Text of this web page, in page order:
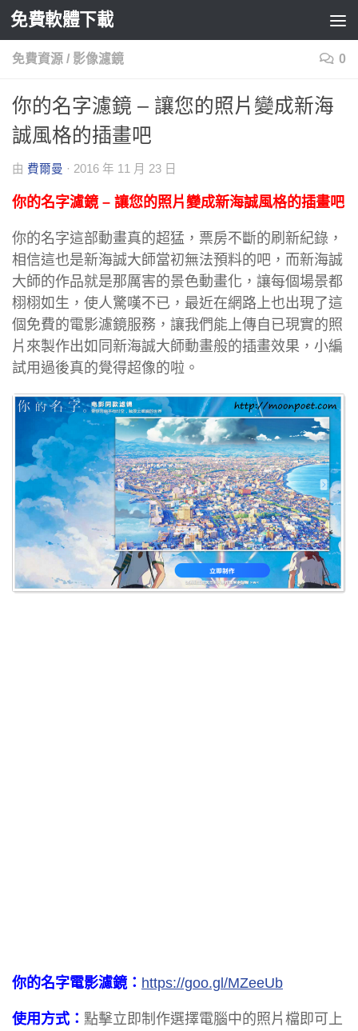
Skip to content
免費軟體下載
免費資源 / 影像濾鏡 0
你的名字濾鏡 – 讓您的照片變成新海
誠風格的插畫吧
由 費爾曼 · 2016 年 11 月 23 日
你的名字濾鏡 – 讓您的照片變成新海誠風格的插畫吧
你的名字這部動畫真的超猛，票房不斷的刷新紀錄，
相信這也是新海誠大師當初無法預料的吧，而新海誠
大師的作品就是那厲害的景色動畫化，讓每個場景都
栩栩如生，使人驚嘆不已，最近在網路上也出現了這
個免費的電影濾鏡服務，讓我們能上傳自已現實的照
片來製作出如同新海誠大師動畫般的插畫效果，小編
試用過後真的覺得超像的啦。
你的名字電影濾鏡： https://goo.gl/MZeeUb
使用方式： 點擊立即制作選擇電腦中的照片檔即可上